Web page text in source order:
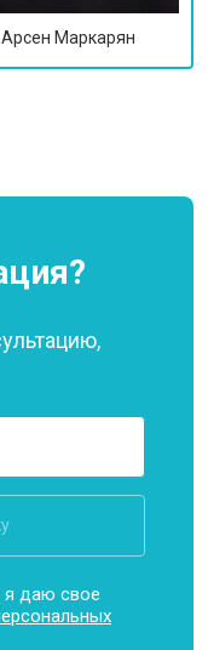
Арсен Маркарян
я даю свое